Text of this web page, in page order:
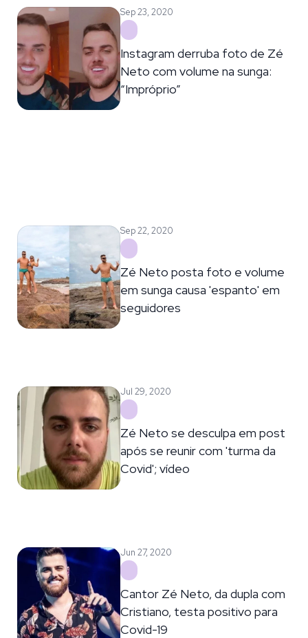
Sep 23, 2020
Instagram derruba foto de Zé
Neto com volume na sunga:
“Impróprio”
Sep 22, 2020
Zé Neto posta foto e volume
em sunga causa 'espanto' em
seguidores
Jul 29, 2020
Zé Neto se desculpa em post
após se reunir com 'turma da
Covid'; vídeo
Jun 27, 2020
Cantor Zé Neto, da dupla com
Cristiano, testa positivo para
Covid-19